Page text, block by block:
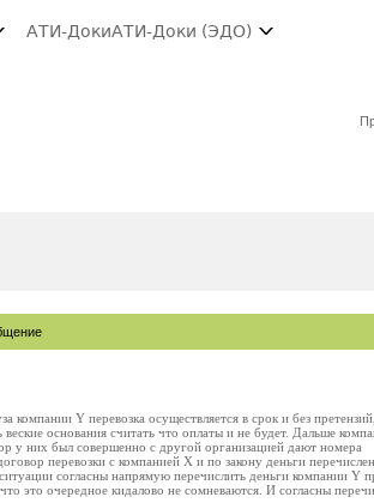
АТИ-ДокиАТИ-Доки (ЭДО)
компании Y перевозка осуществляется в срок и без претензий,
основания считать что оплаты и не будет. Дальше
у них был совершенно с другой организацией дают номера
перевозки с компанией X и по закону деньги
согласны напрямую перечислить деньги компании Y
это очередное кидалово не сомневаются. И согласны